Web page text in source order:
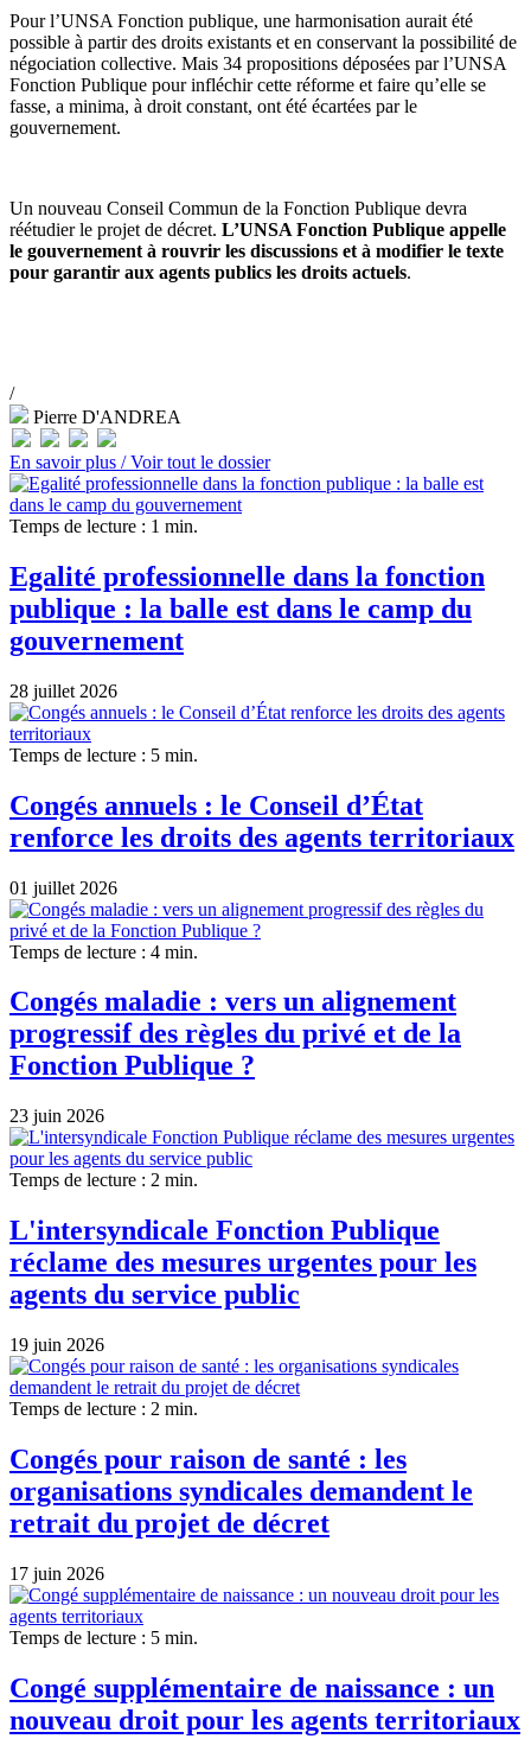
Pour l’UNSA Fonction publique, une harmonisation aurait été
possible à partir des droits existants et en conservant la possibilité de
négociation collective. Mais 34 propositions déposées par l’UNSA
Fonction Publique pour infléchir cette réforme et faire qu’elle se
fasse, a minima, à droit constant, ont été écartées par le
gouvernement.
Un nouveau Conseil Commun de la Fonction Publique devra
réétudier le projet de décret. L’UNSA Fonction Publique appelle
le gouvernement à rouvrir les discussions et à modifier le texte
pour garantir aux agents publics les droits actuels.
/
Pierre D'ANDREA
En savoir plus /Voir tout le dossier
Temps de lecture : 1 min.
Egalité professionnelle dans la fonction
publique : la balle est dans le camp du
gouvernement
28 juillet 2026
Temps de lecture : 5 min.
Congés annuels : le Conseil d’État
renforce les droits des agents territoriaux
01 juillet 2026
Temps de lecture : 4 min.
Congés maladie : vers un alignement
progressif des règles du privé et de la
Fonction Publique ?
23 juin 2026
Temps de lecture : 2 min.
L'intersyndicale Fonction Publique
réclame des mesures urgentes pour les
agents du service public
19 juin 2026
Temps de lecture : 2 min.
Congés pour raison de santé : les
organisations syndicales demandent le
retrait du projet de décret
17 juin 2026
Temps de lecture : 5 min.
Congé supplémentaire de naissance : un
nouveau droit pour les agents territoriaux